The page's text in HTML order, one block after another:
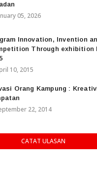
05, 2026
Innovation, Invention
Through exhibition
10, 2015
Orang Kampung :
22, 2014
CATAT ULASAN